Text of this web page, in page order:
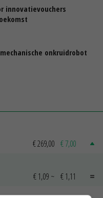
innovatievouchers
onkruidrobot
€ 269,00 € 7,00
€ 1,09 ~ € 1,11